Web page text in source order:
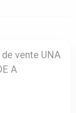
vente UNA
A